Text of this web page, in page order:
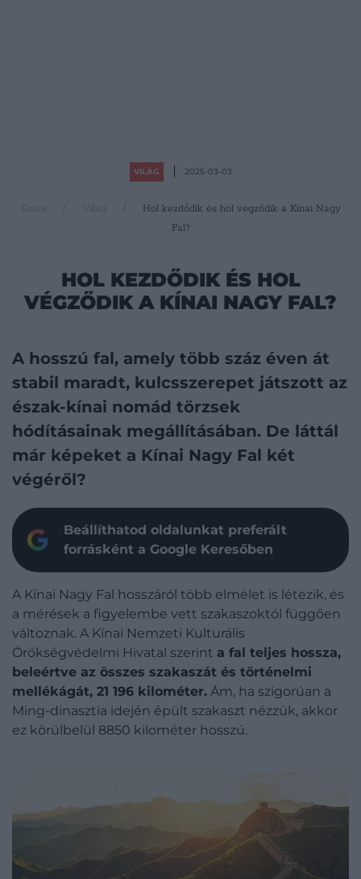
VILÁG 2025-03-03
Drive Világ
Hol kezdődik és hol végződik a Kínai Nagy
Fal?
HOL KEZDŐDIK ÉS HOL
VÉGZŐDIK A KÍNAI NAGY FAL?
A hosszú fal, amely több száz éven át
stabil maradt, kulcsszerepet játszott az
észak-kínai nomád törzsek
hódításainak megállításában. De láttál
már képeket a Kínai Nagy Fal két
végéről?
Beállíthatod oldalunkat preferált
forrásként a Google Keresőben
A Kínai Nagy Fal hosszáról több elmélet is létezik, és
a mérések a figyelembe vett szakaszoktól függően
változnak. A Kínai Nemzeti Kulturális
Örökségvédelmi Hivatal szerint a fal teljes hossza,
beleértve az összes szakaszát és történelmi
mellékágát, 21 196 kilométer. Ám, ha szigorúan a
Ming-dinasztia idején épült szakaszt nézzük, akkor
ez körülbelül 8850 kilométer hosszú.